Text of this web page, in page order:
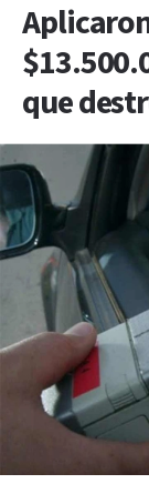
que